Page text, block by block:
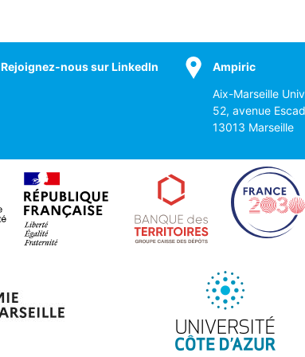
Rejoignez-nous sur LinkedIn Ampiric
Aix-Marseille
52, avenue
13013 Marseille